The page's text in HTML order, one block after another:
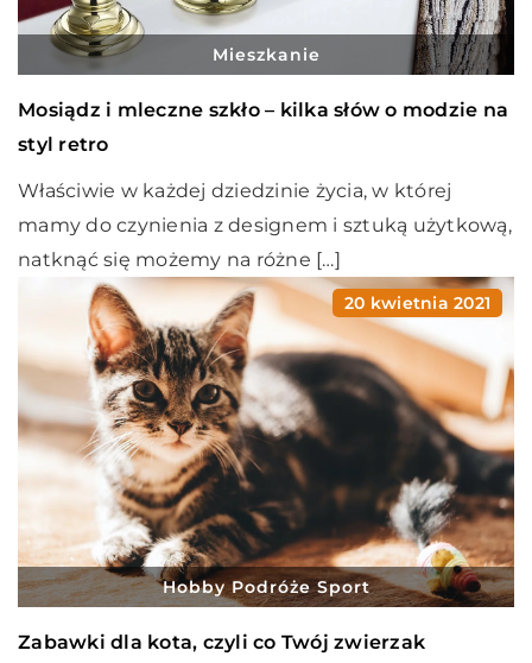
Mieszkanie
Mosiądz i mleczne szkło – kilka słów o modzie na
styl retro
Właściwie w każdej dziedzinie życia, w której
mamy do czynienia z designem i sztuką użytkową,
natknąć się możemy na różne […]
20 kwietnia 2021
Hobby Podróże Sport
Zabawki dla kota, czyli co Twój zwierzak